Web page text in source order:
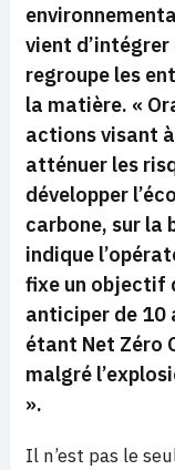
vient d’intégrer
regroupe les
la matière. «
actions visant
atténuer les
développer
carbone, sur la
indique
fixe un objectif
anticiper de 10
étant Net Zéro
malgré
».
Il n’est pas le